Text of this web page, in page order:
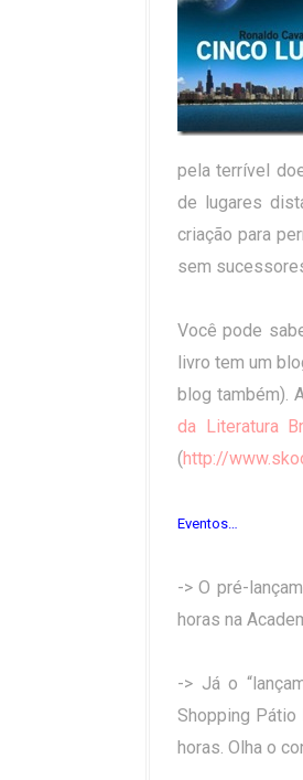
pela terrível
de lugares
criação para
sem
Você pode
livro tem um
blog também).
da Literatura
(http://
Eventos…
-> O pré-
horas na
-> Já o
Shopping
horas. Olha o